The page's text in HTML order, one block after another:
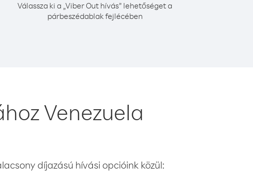
Válassza ki a „Viber Out hívás” lehetőséget a
párbeszédablak fejlécében
Venezuela
díjazású hívási opcióink közül: